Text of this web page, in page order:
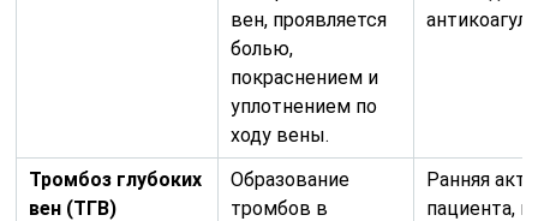
вен, проявляется
болью,
покраснением и
уплотнением по
ходу вены.
Тромбоз глубоких
вен (ТГВ)
Образование
тромбов в
Ранняя
пациента,